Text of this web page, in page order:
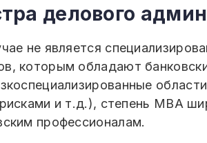
делового
не является
которым обладают
и т.д.), степень MBA
профессионалам.